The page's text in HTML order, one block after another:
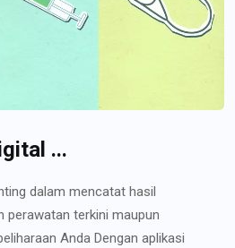
...
dalam mencatat hasil
perawatan terkini maupun
Anda Dengan aplikasi